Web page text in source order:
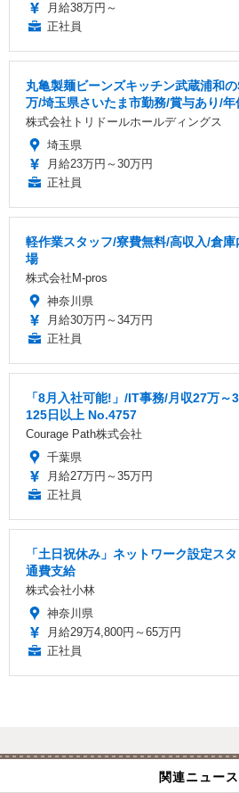
月給38万円～
正社員
丸亀製麺ビーンズキッチン武蔵浦和
万/埼玉県さいたま市勤務/賞与あり/
株式会社トリドールホールディングス
埼玉県
月給23万円～30万円
正社員
軽作業スタッフ/寮費無料/高収入/倉
場
株式会社M-pros
神奈川県
月給30万円～34万円
正社員
「8月入社可能!」/IT事務/月収27万～
125日以上 No.4757
Courage Path株式会社
千葉県
月給27万円～35万円
正社員
「土日祝休み」ネットワーク設定ス
通費支給
株式会社小林
神奈川県
月給29万4,800円～65万円
正社員
関連ニュース